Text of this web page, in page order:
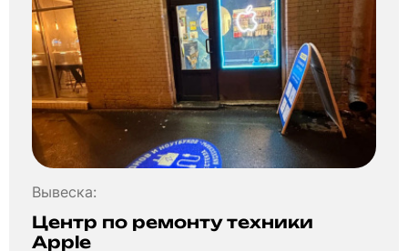
Вывеска:
Центр по ремонту техники
Apple